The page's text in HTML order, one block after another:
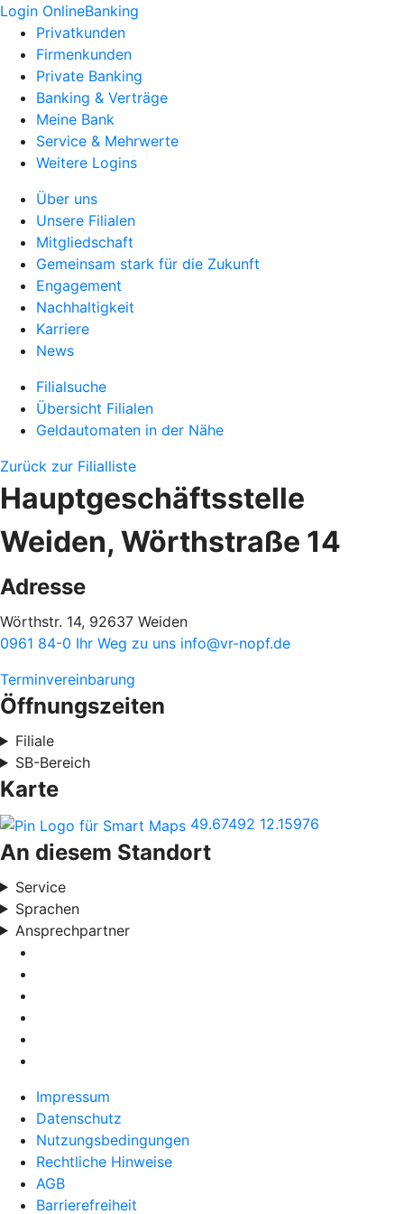
Login OnlineBanking
Privatkunden
Firmenkunden
Private Banking
Banking & Verträge
Meine Bank
Service & Mehrwerte
Weitere Logins
Über uns
Unsere Filialen
Mitgliedschaft
Gemeinsam stark für die Zukunft
Engagement
Nachhaltigkeit
Karriere
News
Filialsuche
Übersicht Filialen
Geldautomaten in der Nähe
Zurück zur Filialliste
Hauptgeschäftsstelle
Weiden, Wörthstraße 14
Adresse
Wörthstr. 14, 92637 Weiden
0961 84-0 Ihr Weg zu uns info@vr-nopf.de
Terminvereinbarung
Öffnungszeiten
Filiale
SB-Bereich
Karte
49.67492 12.15976
An diesem Standort
Service
Sprachen
Ansprechpartner
Impressum
Datenschutz
Nutzungsbedingungen
Rechtliche Hinweise
AGB
Barrierefreiheit